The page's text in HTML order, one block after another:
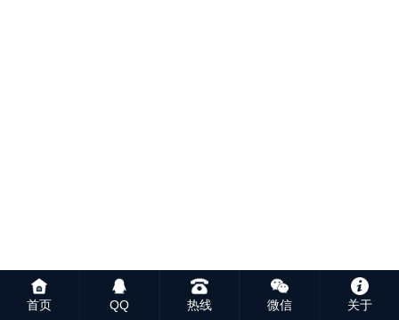
首页 QQ 热线 微信 关于